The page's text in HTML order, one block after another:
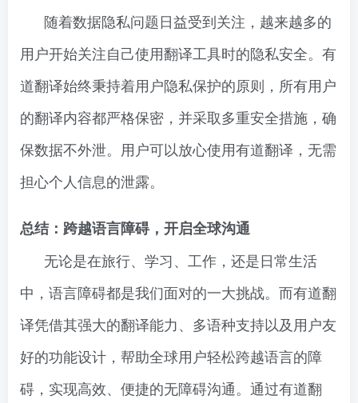
随着数据隐私问题日益受到关注，越来越多的
用户开始关注自己使用翻译工具时的隐私安全。有
道翻译始终秉持着用户隐私保护的原则，所有用户
的翻译内容都严格保密，并采取多重安全措施，确
保数据不外泄。用户可以放心使用有道翻译，无需
担心个人信息的泄露。
总结：跨越语言障碍，开启全球沟通
无论是在旅行、学习、工作，还是日常生活
中，语言障碍都是我们面对的一大挑战。而有道翻
译凭借其强大的翻译能力、多语种支持以及用户友
好的功能设计，帮助全球用户轻松跨越语言的障
碍，实现高效、便捷的无障碍沟通。通过有道翻